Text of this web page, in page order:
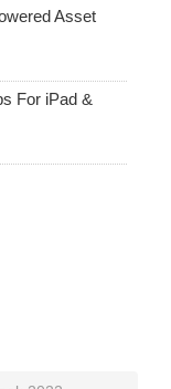
Asset
For iPad &